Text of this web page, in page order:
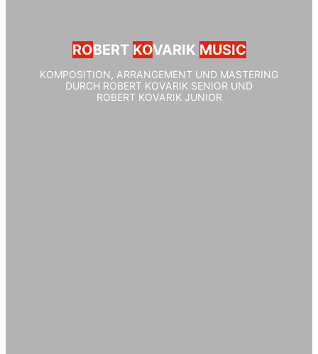
ROBERT KOVARIK MUSIC
KOMPOSITION, ARRANGEMENT UND MASTERING
DURCH ROBERT KOVARIK SENIOR UND
ROBERT KOVARIK JUNIOR